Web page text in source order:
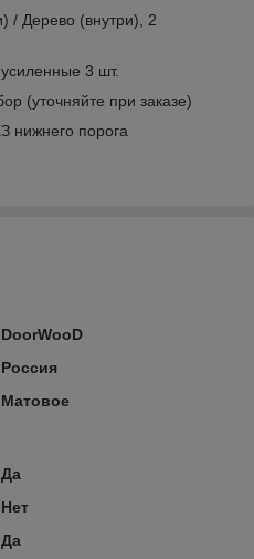
/ Дерево (внутри), 2
3 шт.
(уточняйте при заказе)
нижнего порога
DoorWooD
Россия
Матовое
Да
Нет
Да